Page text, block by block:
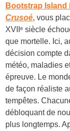
Bootstrap Island
Crusoé, vous
XVIIᵉ siècle
que mortelle. Ici,
décision compte
météo, maladies
épreuve. Le
de façon réaliste
tempêtes.
débloquant de
plus longtemps.